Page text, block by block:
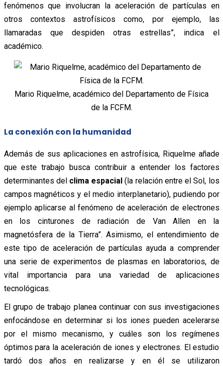
fenómenos que involucran la aceleración de partículas en
otros contextos astrofísicos como, por ejemplo, las
llamaradas que despiden otras estrellas”, indica el
académico.
Mario Riquelme, académico del Departamento de Física
de la FCFM.
La conexión con la humanidad
Además de sus aplicaciones en astrofísica, Riquelme añade
que este trabajo busca contribuir a entender los factores
determinantes del clima espacial (la relación entre el Sol, los
campos magnéticos y el medio interplanetario), pudiendo por
ejemplo aplicarse al fenómeno de aceleración de electrones
en los cinturones de radiación de Van Allen en la
magnetósfera de la Tierra”. Asimismo, el entendimiento de
este tipo de aceleración de partículas ayuda a comprender
una serie de experimentos de plasmas en laboratorios, de
vital importancia para una variedad de aplicaciones
tecnológicas.
El grupo de trabajo planea continuar con sus investigaciones
enfocándose en determinar si los iones pueden acelerarse
por el mismo mecanismo, y cuáles son los regímenes
óptimos para la aceleración de iones y electrones. El estudio
tardó dos años en realizarse y en él se utilizaron